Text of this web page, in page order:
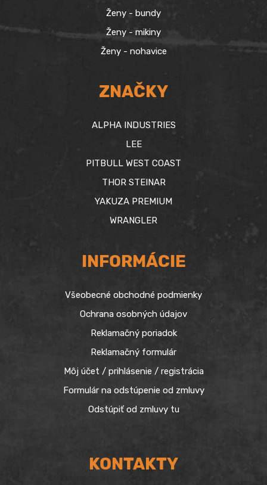
Ženy - bundy
Ženy - mikiny
Ženy - nohavice
ZNAČKY
ALPHA INDUSTRIES
LEE
PITBULL WEST COAST
THOR STEINAR
YAKUZA PREMIUM
WRANGLER
INFORMÁCIE
Všeobecné obchodné podmienky
Ochrana osobných údajov
Reklamačný poriadok
Reklamačný formulár
Môj účet / prihlásenie / registrácia
Formulár na odstúpenie od zmluvy
Odstúpiť od zmluvy tu
KONTAKTY